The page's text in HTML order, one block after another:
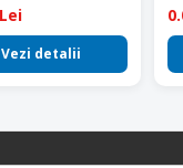
Vezi detalii